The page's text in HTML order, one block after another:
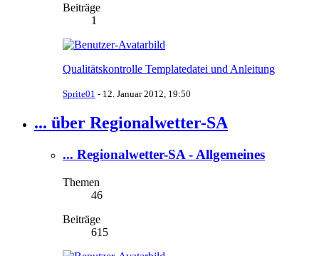
Beiträge
1
Qualitätskontrolle Templatedatei und Anleitung
Sprite01 - 12. Januar 2012, 19:50
... über Regionalwetter-SA
... Regionalwetter-SA - Allgemeines
Themen
46
Beiträge
615